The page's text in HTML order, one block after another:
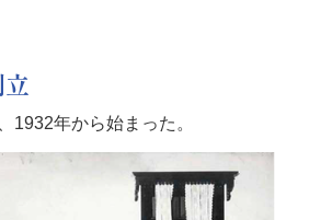
1932年から始まった。